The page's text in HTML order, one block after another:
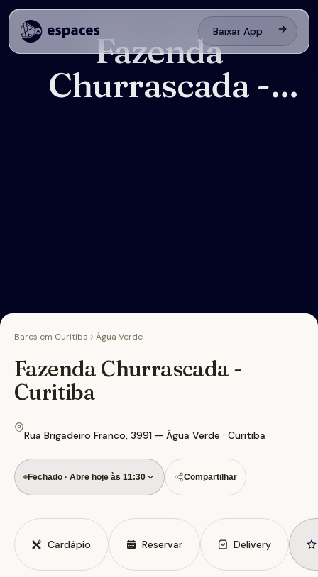
Baixar App
Fazenda
Churrascada -
Bares em Curitiba Água Verde
Fazenda Churrascada -
Curitiba
Rua Brigadeiro Franco, 3991 — Água Verde · Curitiba
Fechado · Abre hoje às 11:30 Compartilhar
Cardápio Reservar Delivery